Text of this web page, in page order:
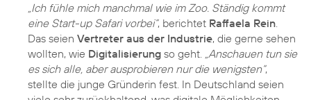
„Ich fühle mich manchmal wie im Zoo. Ständig kommt
eine Start-up Safari vorbei“, berichtet Raffaela Rein.
Das seien Vertreter aus der Industrie, die gerne sehen
wollten, wie Digitalisierung so geht. „Anschauen tun sie
es sich alle, aber ausprobieren nur die wenigsten“,
stellte die junge Gründerin fest. In Deutschland seien